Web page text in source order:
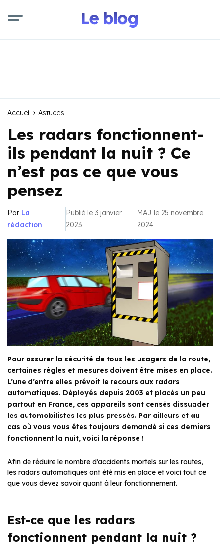
Accueil Astuces
Les radars fonctionnent-
ils pendant la nuit ? Ce
n’est pas ce que vous
pensez
Par La
rédaction
Publié le 3 janvier
2023
MAJ le 25 novembre
2024
Pour assurer la sécurité de tous les usagers de la route,
certaines règles et mesures doivent être mises en place.
L’une d’entre elles prévoit le recours aux radars
automatiques. Déployés depuis 2003 et placés un peu
partout en France, ces appareils sont censés dissuader
les automobilistes les plus pressés. Par ailleurs et au
cas où vous vous êtes toujours demandé si ces derniers
fonctionnent la nuit, voici la réponse !
Afin de réduire le nombre d’accidents mortels sur les routes,
les radars automatiques ont été mis en place et voici tout ce
que vous devez savoir quant à leur fonctionnement.
Est-ce que les radars
fonctionnent pendant la nuit ?